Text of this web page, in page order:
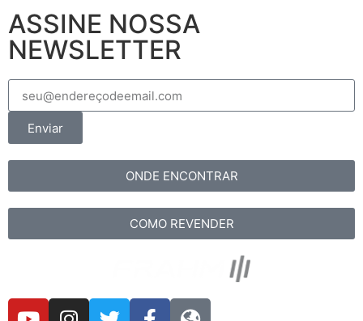
ASSINE NOSSA
NEWSLETTER
Enviar
ONDE ENCONTRAR
COMO REVENDER